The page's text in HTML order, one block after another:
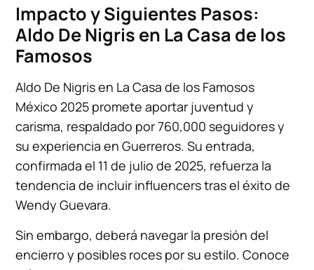
Impacto y Siguientes Pasos:
Aldo De Nigris en La Casa de los
Famosos
Aldo De Nigris en La Casa de los Famosos
México 2025 promete aportar juventud y
carisma, respaldado por 760,000 seguidores y
su experiencia en Guerreros. Su entrada,
confirmada el 11 de julio de 2025, refuerza la
tendencia de incluir influencers tras el éxito de
Wendy Guevara.
Sin embargo, deberá navegar la presión del
encierro y posibles roces por su estilo. Conoce